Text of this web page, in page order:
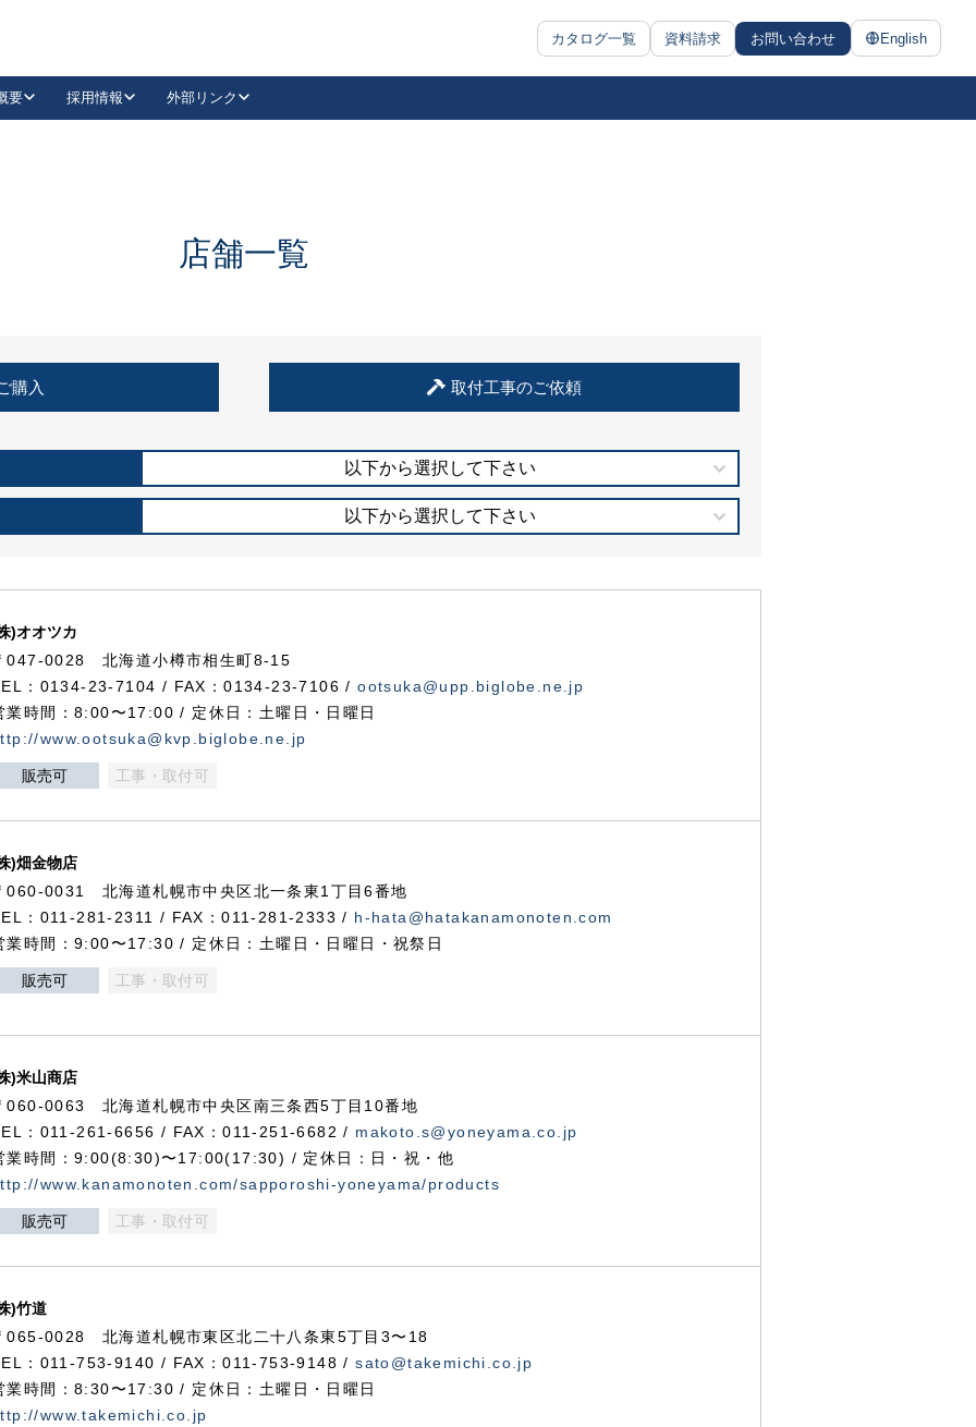
カタログ一覧 資料請求 お問い合わせ English
抗ウイルス・抗菌製品
要 採用情報 外部リンク
LinkedIn
住宅使用部材標準化推進協議会
店舗一覧
購入 取付工事のご依頼
以下から選択して下さい
以下から選択して下さい
)オオツカ
047-0028 北海道小樽市相生町8-15
：0134-23-7104 / FAX：0134-23-7106 /ootsuka@upp.biglobe.ne.jp
業時間：8:00〜17:00 / 定休日：土曜日・日曜日
www.ootsuka@kvp.biglobe.ne.jp
販売可 工事・取付可
)畑金物店
060-0031 北海道札幌市中央区北一条東1丁目6番地
：011-281-2311 / FAX：011-281-2333 / h-hata@hatakanamonoten.com
業時間：9:00〜17:30 / 定休日：土曜日・日曜日・祝祭日
販売可 工事・取付可
)米山商店
060-0063 北海道札幌市中央区南三条西5丁目10番地
：011-261-6656 / FAX：011-251-6682 / makoto.s@yoneyama.co.jp
業時間：9:00(8:30)〜17:00(17:30) / 定休日：日・祝・他
www.kanamonoten.com/sapporoshi-yoneyama/products
販売可 工事・取付可
)竹道
065-0028 北海道札幌市東区北二十八条東5丁目3〜18
：011-753-9140 / FAX：011-753-9148 /sato@takemichi.co.jp
業時間：8:30〜17:30 / 定休日：土曜日・日曜日
www.takemichi.co.jp